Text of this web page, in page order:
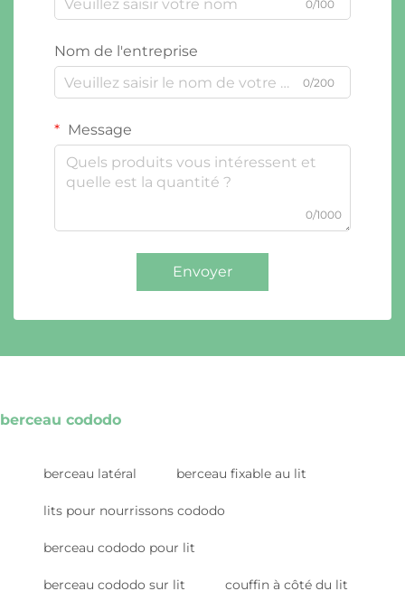
0/100
Nom de l'entreprise
0/200
Message
0/1000
Envoyer
berceau cododo
berceau latéral berceau fixable au lit
lits pour nourrissons cododo
berceau cododo pour lit
berceau cododo sur lit couffin à côté du lit